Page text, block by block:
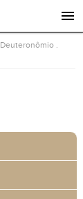
Deuteronômio